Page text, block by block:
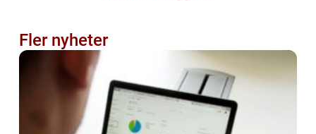
Fler nyheter